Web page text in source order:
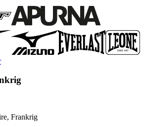
Frankrig